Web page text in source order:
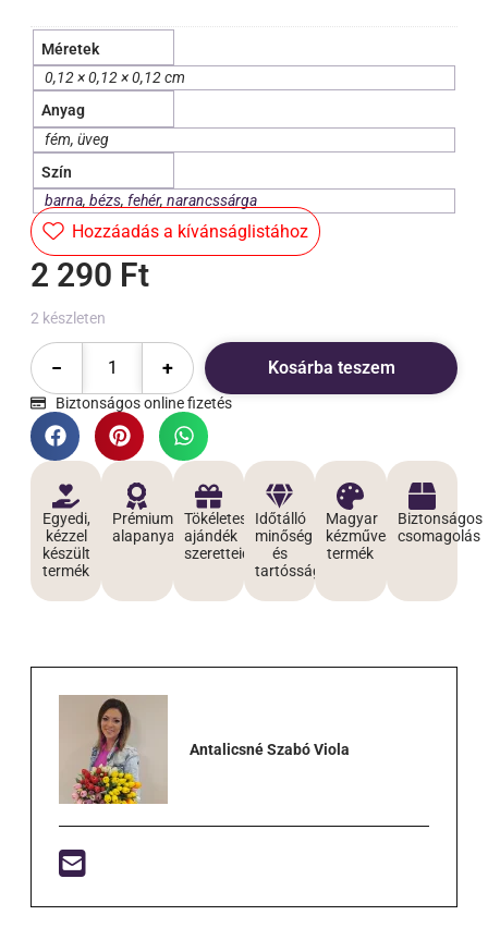
Méretek
0,12 × 0,12 × 0,12 cm
Anyag
fém, üveg
Szín
barna, bézs, fehér, narancssárga
Hozzáadás a kívánságlistához
2 290 Ft
2 készleten
− + Kosárba teszem
Biztonságos online fizetés
Egyedi,
kézzel
készült
termék
Prémium
alapanyagokból
Tökéletes
ajándék
szeretteidnek
Időtálló
minőség
és
tartósság
Magyar
kézműves
termék
Biztonságos
csomagolás
Antalicsné Szabó Viola